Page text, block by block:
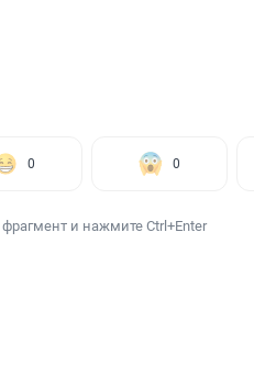
0 0
и нажмите Ctrl+Enter